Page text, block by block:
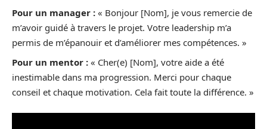
Pour un manager : « Bonjour [Nom], je vous remercie de
m’avoir guidé à travers le projet. Votre leadership m’a
permis de m’épanouir et d’améliorer mes compétences. »
Pour un mentor : « Cher(e) [Nom], votre aide a été
inestimable dans ma progression. Merci pour chaque
conseil et chaque motivation. Cela fait toute la différence. »